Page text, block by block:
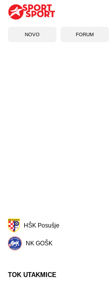
NOVO FORUM
HŠK Posušje
NK GOŠK
TOK UTAKMICE